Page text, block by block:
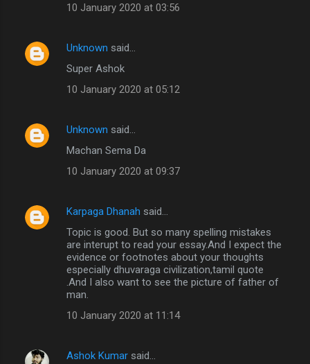
10 January 2020 at 03:56
Unknown said…
Super Ashok
10 January 2020 at 05:12
Unknown said…
Machan Sema Da
10 January 2020 at 09:37
Karpaga Dhanah said…
Topic is good. But so many spelling mistakes
are interupt to read your essay.And I expect the
evidence or footnotes about your thoughts
especially dhuvaraga civilization,tamil quote
.And I also want to see the picture of father of
man.
10 January 2020 at 11:14
Ashok Kumar said…